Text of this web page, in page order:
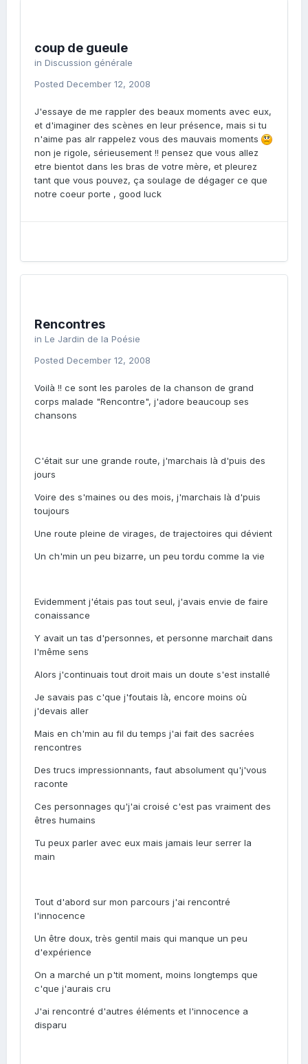
coup de gueule
in Discussion générale
Posted December 12, 2008
J'essaye de me rappler des beaux moments avec eux,
et d'imaginer des scènes en leur présence, mais si tu
n'aime pas alr rappelez vous des mauvais moments
non je rigole, sérieusement !! pensez que vous allez
etre bientot dans les bras de votre mère, et pleurez
tant que vous pouvez, ça soulage de dégager ce que
notre coeur porte , good luck
Rencontres
in Le Jardin de la Poésie
Posted December 12, 2008
Voilà !! ce sont les paroles de la chanson de grand
corps malade "Rencontre", j'adore beaucoup ses
chansons
C'était sur une grande route, j'marchais là d'puis des
jours
Voire des s'maines ou des mois, j'marchais là d'puis
toujours
Une route pleine de virages, de trajectoires qui dévient
Un ch'min un peu bizarre, un peu tordu comme la vie
Evidemment j'étais pas tout seul, j'avais envie de faire
conaissance
Y avait un tas d'personnes, et personne marchait dans
l'même sens
Alors j'continuais tout droit mais un doute s'est installé
Je savais pas c'que j'foutais là, encore moins où
j'devais aller
Mais en ch'min au fil du temps j'ai fait des sacrées
rencontres
Des trucs impressionnants, faut absolument qu'j'vous
raconte
Ces personnages qu'j'ai croisé c'est pas vraiment des
êtres humains
Tu peux parler avec eux mais jamais leur serrer la
main
Tout d'abord sur mon parcours j'ai rencontré
l'innocence
Un être doux, très gentil mais qui manque un peu
d'expérience
On a marché un p'tit moment, moins longtemps que
c'que j'aurais cru
J'ai rencontré d'autres éléments et l'innocence a
disparu